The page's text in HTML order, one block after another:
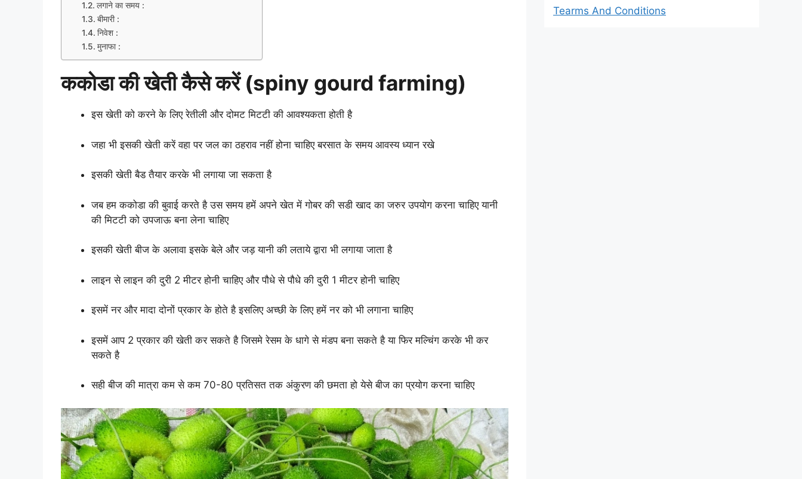
लगाने का समय :
बीमारी :
निवेश :
मुनाफा :
ककोडा की खेती कैसे करें (spiny gourd farming)
इस खेती को करने के लिए रेतीली और दोमट मिटटी की आवश्यकता होती है
जहा भी इसकी खेती करें वहा पर जल का ठहराव नहीं होना चाहिए बरसात के समय आवस्य ध्यान रखे
इसकी खेती बैड तैयार करके भी लगाया जा सकता है
जब हम ककोडा की बुवाई करते है उस समय हमें अपने खेत में गोबर की सडी खाद का जरुर उपयोग करना चाहिए यानी
की मिटटी को उपजाऊ बना लेना चाहिए
इसकी खेती बीज के अलावा इसके बेले और जड़ यानी की लताये द्वारा भी लगाया जाता है
लाइन से लाइन की दुरी 2 मीटर होनी चाहिए और पौधे से पौधे की दुरी 1 मीटर होनी चाहिए
इसमें नर और मादा दोनों प्रकार के होते है इसलिए अच्छी के लिए हमें नर को भी लगाना चाहिए
इसमें आप 2 प्रकार की खेती कर सकते है जिसमे रेसम के धागे से मंडप बना सकते है या फिर मल्चिंग करके भी कर
सकते है
सही बीज की मात्रा कम से कम 70-80 प्रतिसत तक अंकुरण की छमता हो येसे बीज का प्रयोग करना चाहिए
Tearms And Conditions